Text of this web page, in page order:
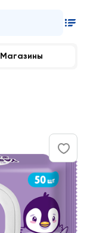
Магазины